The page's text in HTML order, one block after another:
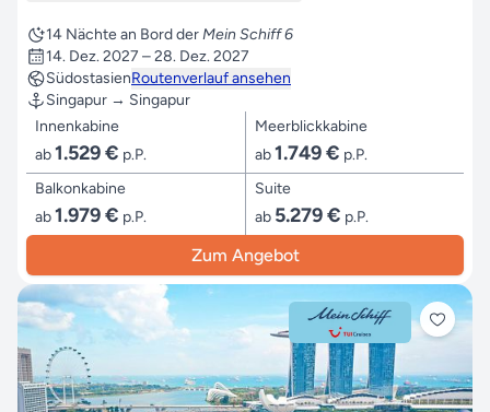
14 Nächte an Bord derMein Schiff 6
14. Dez. 2027 – 28. Dez. 2027
SüdostasienRoutenverlauf ansehen
Singapur → Singapur
Innenkabine
ab1.529 € p.P.
Meerblickkabine
ab1.749 € p.P.
Balkonkabine
ab1.979 € p.P.
Suite
ab 5.279 € p.P.
Zum Angebot